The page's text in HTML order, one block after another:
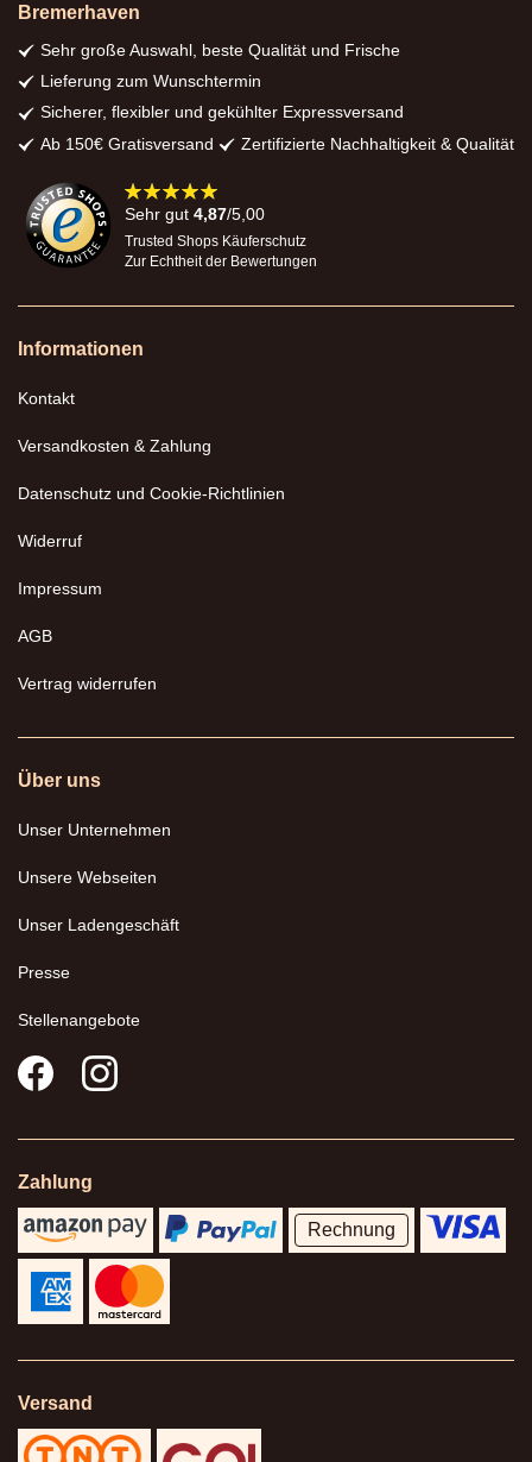
Bremerhaven
Sehr große Auswahl, beste Qualität und Frische
Lieferung zum Wunschtermin
Sicherer, flexibler und gekühlter Expressversand
Ab 150€ Gratisversand
Zertifizierte Nachhaltigkeit & Qualität
98%
Sehr gut 4,87/5,00
Trusted Shops Käuferschutz
Zur Echtheit der Bewertungen
Informationen
Kontakt
Versandkosten & Zahlung
Datenschutz und Cookie-Richtlinien
Widerruf
Impressum
AGB
Vertrag widerrufen
Über uns
Unser Unternehmen
Unsere Webseiten
Unser Ladengeschäft
Presse
Stellenangebote
Zahlung
Rechnung
Versand